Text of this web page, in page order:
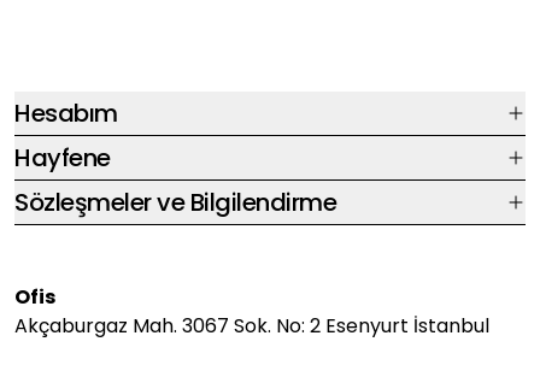
Hesabım
Hayfene
Sözleşmeler ve Bilgilendirme
Ofis
Akçaburgaz Mah. 3067 Sok. No: 2 Esenyurt İstanbul